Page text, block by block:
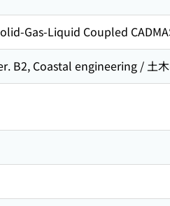
Gas-Liquid Coupled
B2, Coastal engineering / 土